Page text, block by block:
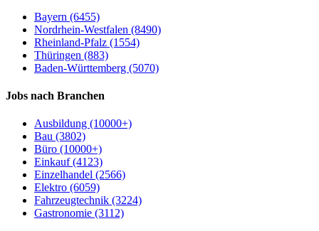
Bayern (6455)
Nordrhein-Westfalen (8490)
Rheinland-Pfalz (1554)
Thüringen (883)
Baden-Württemberg (5070)
Jobs nach Branchen
Ausbildung (10000+)
Bau (3802)
Büro (10000+)
Einkauf (4123)
Einzelhandel (2566)
Elektro (6059)
Fahrzeugtechnik (3224)
Gastronomie (3112)